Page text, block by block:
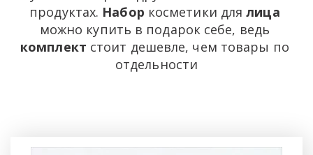
продуктах. Набор косметики для лица
комплект стоит дешевле, чем товары по
отдельности